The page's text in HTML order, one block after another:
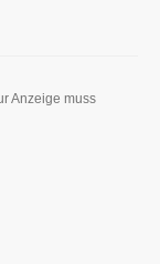
Anzeige muss